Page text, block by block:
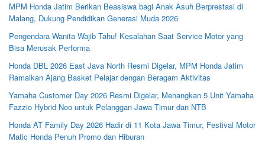
MPM Honda Jatim Berikan Beasiswa bagi Anak Asuh Berprestasi di
Malang, Dukung Pendidikan Generasi Muda 2026
Pengendara Wanita Wajib Tahu! Kesalahan Saat Service Motor yang
Bisa Merusak Performa
Honda DBL 2026 East Java North Resmi Digelar, MPM Honda Jatim
Ramaikan Ajang Basket Pelajar dengan Beragam Aktivitas
Yamaha Customer Day 2026 Resmi Digelar, Menangkan 5 Unit Yamaha
Fazzio Hybrid Neo untuk Pelanggan Jawa Timur dan NTB
Honda AT Family Day 2026 Hadir di 11 Kota Jawa Timur, Festival Motor
Matic Honda Penuh Promo dan Hiburan